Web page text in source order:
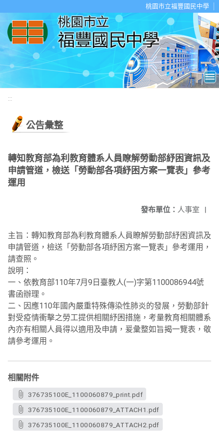
桃園市立福豐國民中學
:::
公告彙整
轉知教育部為利教育體系人員瞭解勞動部紓困資訊及
申請管道，檢送「勞動部各項紓困方案一覽表」參考
運用
發布單位： 人事室 |
主旨：轉知教育部為利教育體系人員瞭解勞動部紓困資訊及
申請管道，檢送「勞動部各項紓困方案一覽表」參考運用，
請查照。
說明：
一、依教育部110年7月9日臺教人(一)字第1100086944號
書函辦理。
二、因應110年國內嚴重特殊傳染性肺炎的發展，勞動部針
對受疫情衝擊之勞工提供相關紓困措施，考量教育相關體系
內亦有相關人員得以適用及申請，爰彙整如旨揭一覽表，敬
請參考運用。
相關附件
376735100E_1100060879_print.pdf
376735100E_1100060879_ATTACH1.pdf
376735100E_1100060879_ATTACH2.pdf